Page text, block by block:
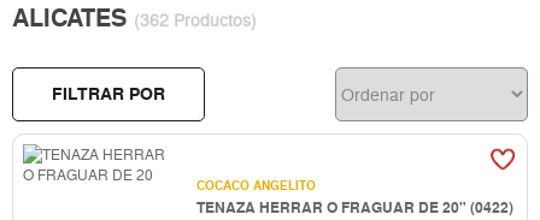
ALICATES (362 Productos)
FILTRAR POR
COCACO ANGELITO
TENAZA HERRAR O FRAGUAR DE 20" (0422)